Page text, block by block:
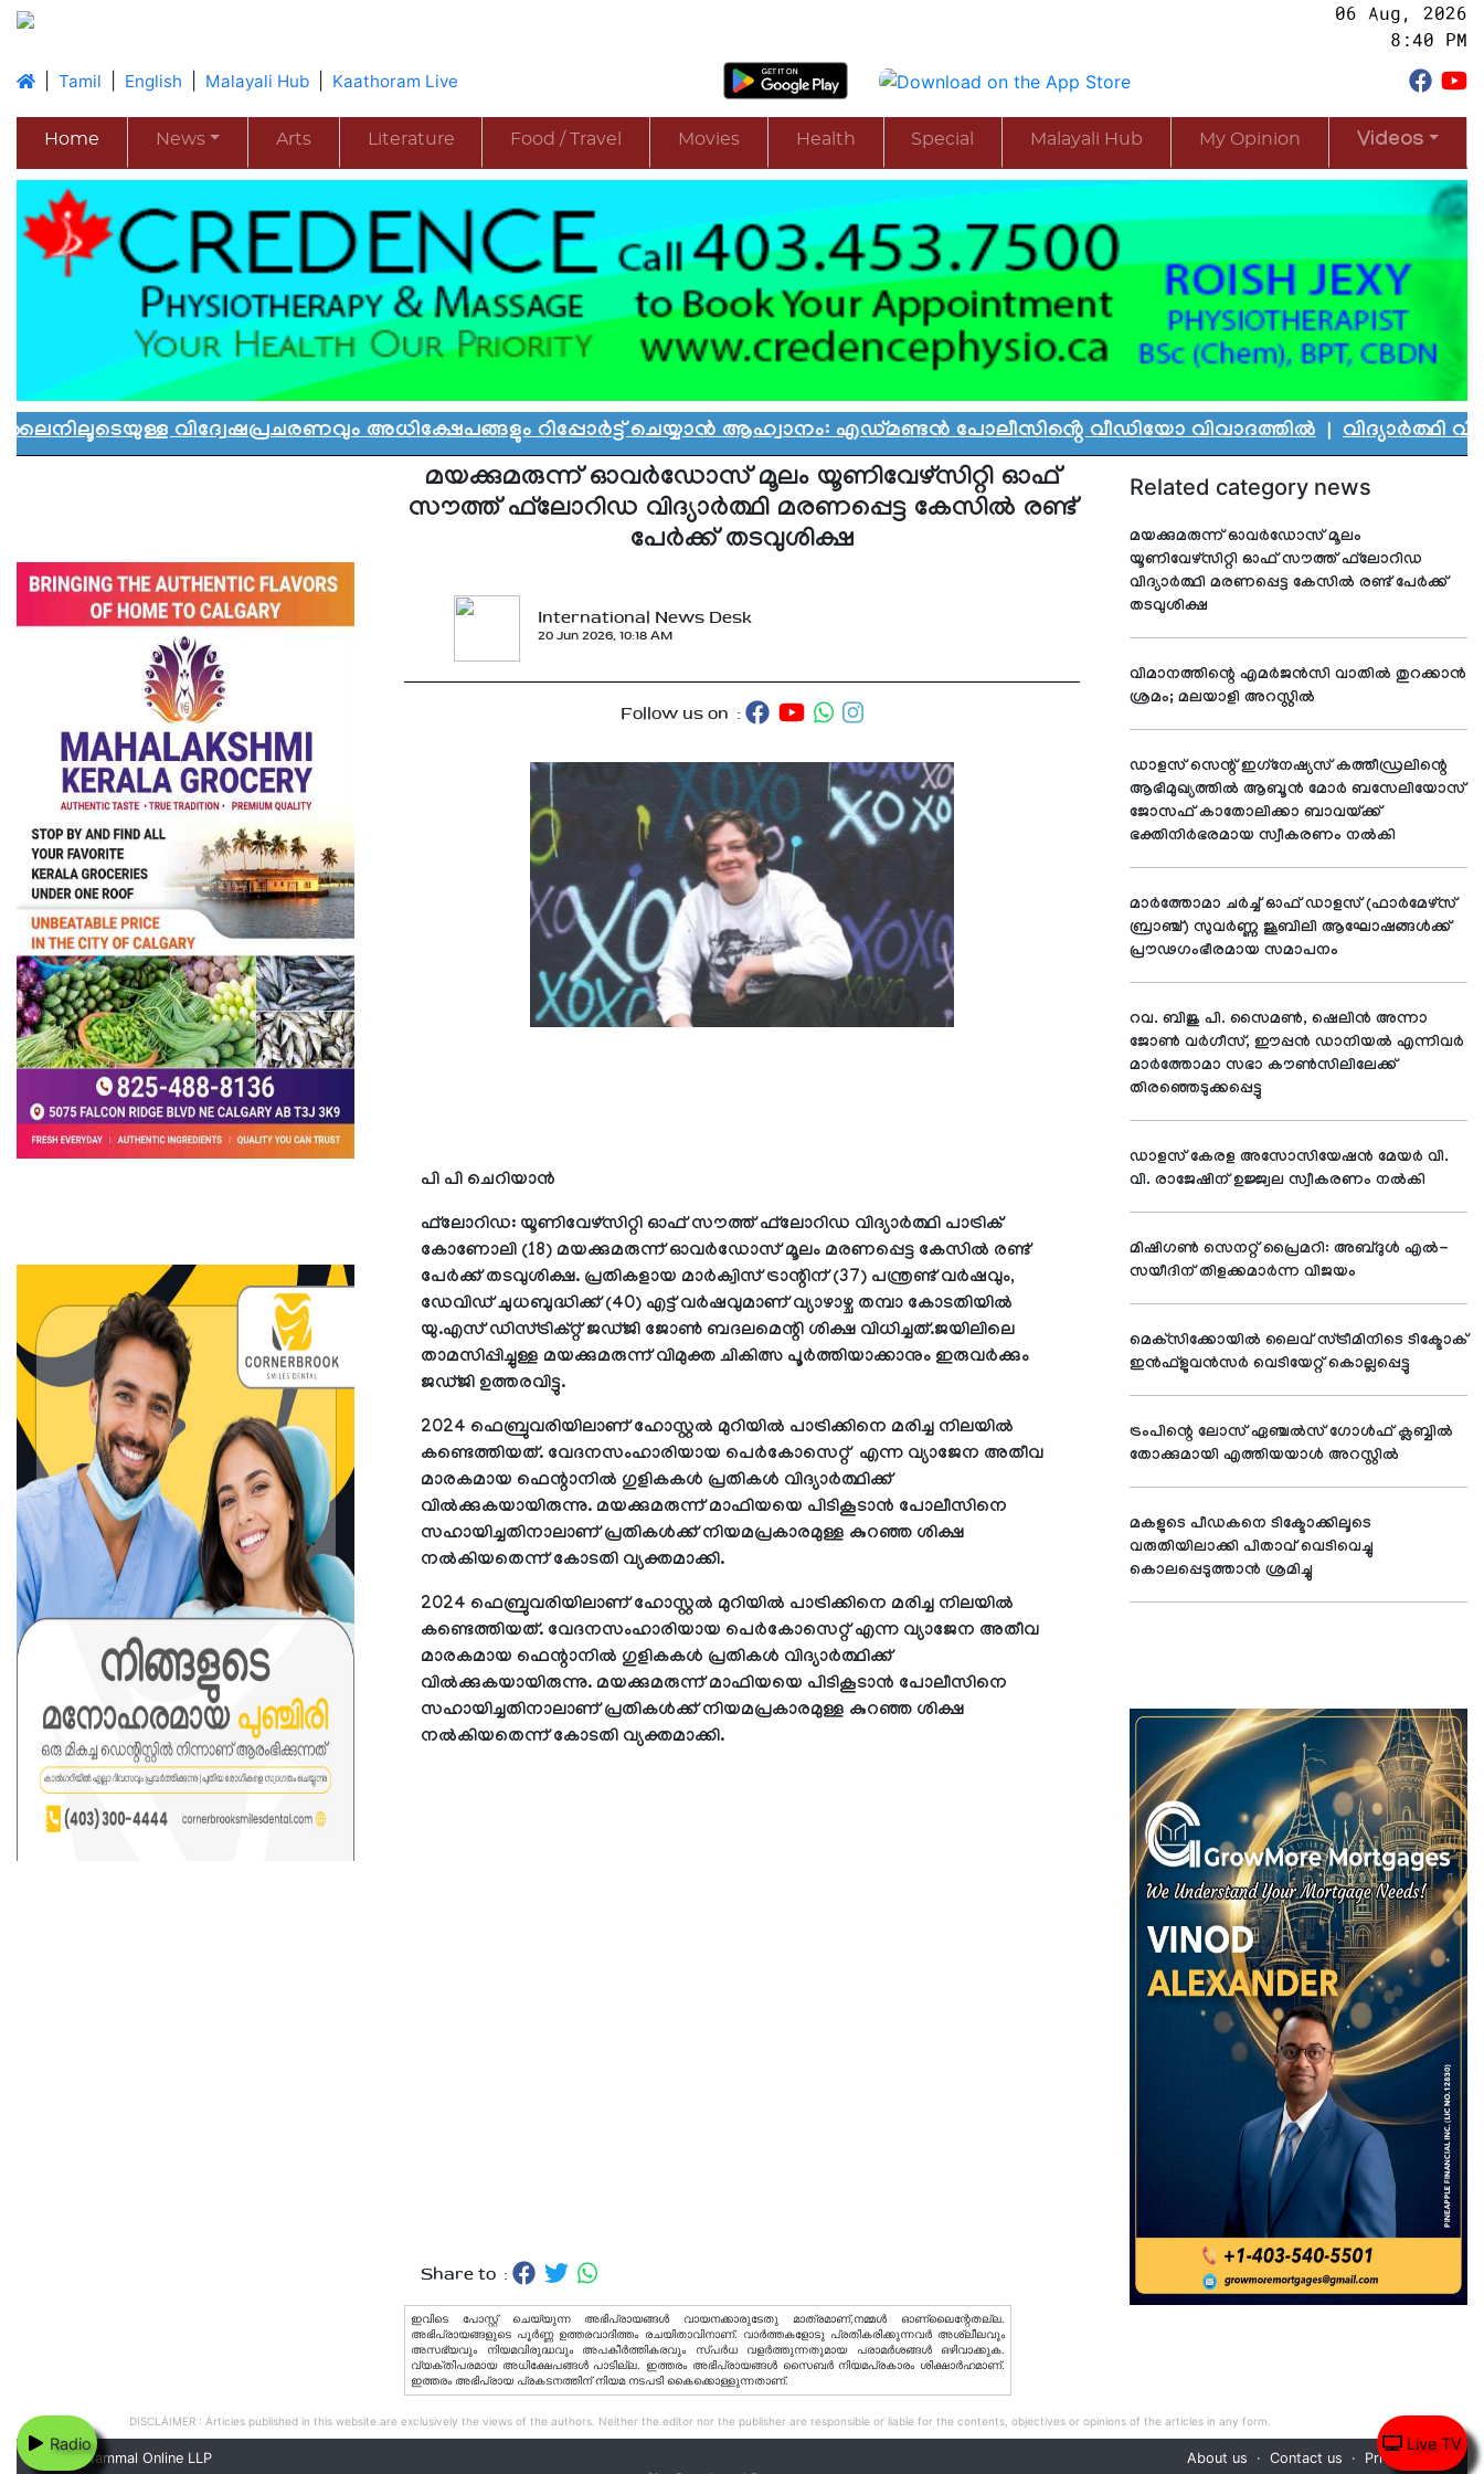
06 Aug, 2026
8:40 PM
|Tamil English Malayali Hub Kaathoram Live
Radio Live TV
Home News Arts Literature Food / Travel Movies Health Special Malayali Hub My Opinion Videos
വിദ്വേഷപ്രചരണവും അധിക്ഷേപങ്ങളും റിപ്പോർട്ട് ചെയ്യാൻ ആഹ്വാനം: എഡ്മണ്ടൻ പോലീസിൻ്റെ വീഡിയോ വിവാദത്തിൽ|വിദ്യാർത്ഥി വിസ
മയക്കുമരുന്ന് ഓവര്‍ഡോസ് മൂലം യൂണിവേഴ്‌സിറ്റി ഓഫ്
സൗത്ത് ഫ്‌ലോറിഡ വിദ്യാര്‍ത്ഥി മരണപ്പെട്ട കേസില്‍ രണ്ട്
പേര്‍ക്ക് തടവുശിക്ഷ
International News Desk
20 Jun 2026, 10:18 AM
Follow us on :
പി പി ചെറിയാന്‍
ഫ്‌ലോറിഡ: യൂണിവേഴ്‌സിറ്റി ഓഫ് സൗത്ത് ഫ്‌ലോറിഡ വിദ്യാര്‍ത്ഥി പാട്രിക്
കോണോലി (18) മയക്കുമരുന്ന് ഓവര്‍ഡോസ് മൂലം മരണപ്പെട്ട കേസില്‍ രണ്ട്
പേര്‍ക്ക് തടവുശിക്ഷ. പ്രതികളായ മാര്‍ക്വിസ് ട്രാന്റിന് (37) പന്ത്രണ്ട് വര്‍ഷവും,
ഡേവിഡ് ചുധബുദ്ധിക്ക് (40) എട്ട് വര്‍ഷവുമാണ് വ്യാഴാഴ്ച തമ്പാ കോടതിയില്‍
യു.എസ് ഡിസ്ട്രിക്റ്റ് ജഡ്ജി ജോണ്‍ ബദലമെന്റി ശിക്ഷ വിധിച്ചത്.ജയിലിലെ
താമസിപ്പിച്ചുള്ള മയക്കുമരുന്ന് വിമുക്ത ചികിത്സ പൂര്‍ത്തിയാക്കാനും ഇരുവര്‍ക്കും
ജഡ്ജി ഉത്തരവിട്ടു.
2024 ഫെബ്രുവരിയിലാണ് ഹോസ്റ്റല്‍ മുറിയില്‍ പാട്രിക്കിനെ മരിച്ച നിലയില്‍
കണ്ടെത്തിയത്. വേദനസംഹാരിയായ പെര്‍കോസെറ്റ് എന്ന വ്യാജേന അതീവ
മാരകമായ ഫെന്റാനില്‍ ഗുളികകള്‍ പ്രതികള്‍ വിദ്യാര്‍ത്ഥിക്ക്
വില്‍ക്കുകയായിരുന്നു. മയക്കുമരുന്ന് മാഫിയയെ പിടികൂടാന്‍ പോലീസിനെ
സഹായിച്ചതിനാലാണ് പ്രതികള്‍ക്ക് നിയമപ്രകാരമുള്ള കുറഞ്ഞ ശിക്ഷ
നല്‍കിയതെന്ന് കോടതി വ്യക്തമാക്കി.
2024 ഫെബ്രുവരിയിലാണ് ഹോസ്റ്റല്‍ മുറിയില്‍ പാട്രിക്കിനെ മരിച്ച നിലയില്‍
കണ്ടെത്തിയത്. വേദനസംഹാരിയായ പെര്‍കോസെറ്റ് എന്ന വ്യാജേന അതീവ
മാരകമായ ഫെന്റാനില്‍ ഗുളികകള്‍ പ്രതികള്‍ വിദ്യാര്‍ത്ഥിക്ക്
വില്‍ക്കുകയായിരുന്നു. മയക്കുമരുന്ന് മാഫിയയെ പിടികൂടാന്‍ പോലീസിനെ
സഹായിച്ചതിനാലാണ് പ്രതികള്‍ക്ക് നിയമപ്രകാരമുള്ള കുറഞ്ഞ ശിക്ഷ
നല്‍കിയതെന്ന് കോടതി വ്യക്തമാക്കി.
Share to :
ഇവിടെ പോസ്റ്റ് ചെയ്യുന്ന അഭിപ്രായങ്ങള്‍ വായനക്കാരുടേതു മാത്രമാണ്,നമ്മൾ ഓണ്ലൈന്റേതല്ല.
അഭിപ്രായങ്ങളുടെ പൂർണ്ണ ഉത്തരവാദിത്തം രചയിതാവിനാണ്. വാര്‍ത്തകളോടു പ്രതികരിക്കുന്നവര്‍ അശ്ലീലവും
അസഭ്യവും നിയമവിരുദ്ധവും അപകീര്‍ത്തികരവും സ്പര്‍ധ വളര്‍ത്തുന്നതുമായ പരാമര്‍ശങ്ങള്‍ ഒഴിവാക്കുക.
വ്യക്തിപരമായ അധിക്ഷേപങ്ങള്‍ പാടില്ല. ഇത്തരം അഭിപ്രായങ്ങള്‍ സൈബര്‍ നിയമപ്രകാരം ശിക്ഷാര്‍ഹമാണ്.
ഇത്തരം അഭിപ്രായ പ്രകടനത്തിന് നിയമ നടപടി കൈക്കൊള്ളുന്നതാണ്.
Related category news
മയക്കുമരുന്ന് ഓവര്‍ഡോസ് മൂലം
യൂണിവേഴ്‌സിറ്റി ഓഫ് സൗത്ത് ഫ്‌ലോറിഡ
വിദ്യാര്‍ത്ഥി മരണപ്പെട്ട കേസില്‍ രണ്ട് പേര്‍ക്ക്
തടവുശിക്ഷ
വിമാനത്തിന്റെ എമര്‍ജന്‍സി വാതില്‍ തുറക്കാന്‍
ശ്രമം; മലയാളി അറസ്റ്റില്‍
ഡാളസ് സെന്റ് ഇഗ്‌നേഷ്യസ് കത്തീഡ്രലിന്റെ
ആഭിമുഖ്യത്തില്‍ ആബൂന്‍ മോര്‍ ബസേലിയോസ്
ജോസഫ് കാതോലിക്കാ ബാവയ്ക്ക്
ഭക്തിനിര്‍ഭരമായ സ്വീകരണം നല്‍കി
മാര്‍ത്തോമാ ചര്‍ച്ച് ഓഫ് ഡാളസ് (ഫാര്‍മേഴ്സ്
ബ്രാഞ്ച്) സുവര്‍ണ്ണ ജൂബിലി ആഘോഷങ്ങള്‍ക്ക്
പ്രൗഢഗംഭീരമായ സമാപനം
റവ. ബിജു പി. സൈമണ്‍, ഷെലിന്‍ അന്നാ
ജോണ്‍ വര്‍ഗീസ്, ഈപ്പന്‍ ഡാനിയല്‍ എന്നിവര്‍
മാര്‍ത്തോമാ സഭാ കൗണ്‍സിലിലേക്ക്
തിരഞ്ഞെടുക്കപ്പെട്ടു
ഡാളസ് കേരള അസോസിയേഷന്‍ മേയര്‍ വി.
വി. രാജേഷിന് ഉജ്ജ്വല സ്വീകരണം നല്‍കി
മിഷിഗണ്‍ സെനറ്റ് പ്രൈമറി: അബ്ദുള്‍ എല്‍-
സയീദിന് തിളക്കമാര്‍ന്ന വിജയം
മെക്‌സിക്കോയില്‍ ലൈവ് സ്ട്രീമിനിടെ ടിക്ടോക്
ഇന്‍ഫ്‌ളുവന്‍സര്‍ വെടിയേറ്റ് കൊല്ലപ്പെട്ടു
ട്രംപിന്റെ ലോസ് ഏഞ്ചല്‍സ് ഗോള്‍ഫ് ക്ലബ്ബില്‍
തോക്കുമായി എത്തിയയാള്‍ അറസ്റ്റില്‍
മകളുടെ പീഡകനെ ടിക്ടോക്കിലൂടെ
വരുതിയിലാക്കി പിതാവ് വെടിവെച്ചു
കൊലപ്പെടുത്താന്‍ ശ്രമിച്ചു
DISCLAIMER : Articles published in this website are exclusively the views of the authors. Neither the editor nor the publisher are responsible or liable for the contents, objectives or opinions of the articles in any form.
© 2020 Nammal Online LLP About us Contact us
Privacy Policy